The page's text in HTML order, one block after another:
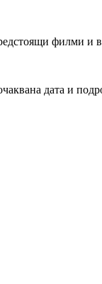
филми и
дата и